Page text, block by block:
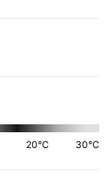
20℃ 30℃